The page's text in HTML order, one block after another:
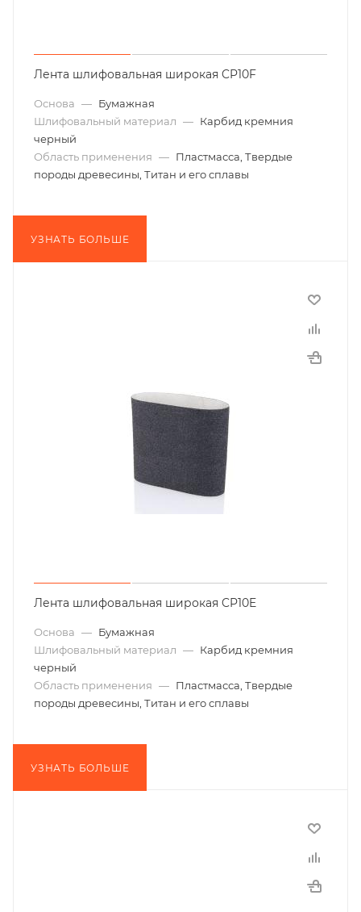
Лента шлифовальная широкая CP10F
Основа — Бумажная
Шлифовальный материал — Карбид кремния
черный
Область применения — Пластмасса, Твердые
породы древесины, Титан и его сплавы
УЗНАТЬ БОЛЬШЕ
Лента шлифовальная широкая CP10E
Основа — Бумажная
Шлифовальный материал — Карбид кремния
черный
Область применения — Пластмасса, Твердые
породы древесины, Титан и его сплавы
УЗНАТЬ БОЛЬШЕ